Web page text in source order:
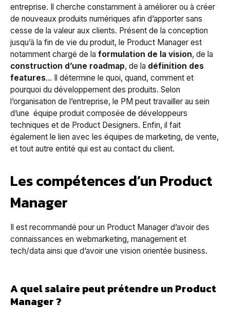
entreprise. Il cherche constamment à améliorer ou à créer
de nouveaux produits numériques afin d’apporter sans
cesse de la valeur aux clients. Présent de la conception
jusqu’à la fin de vie du produit, le Product Manager est
notamment chargé de la formulation de la vision, de la
construction d’une roadmap, de la définition des
features… Il détermine le quoi, quand, comment et
pourquoi du développement des produits. Selon
l’organisation de l’entreprise, le PM peut travailler au sein
d’une équipe produit composée de développeurs
techniques et de Product Designers. Enfin, il fait
également le lien avec les équipes de marketing, de vente,
et tout autre entité qui est au contact du client.
Les compétences d’un Product
Manager
Il est recommandé pour un Product Manager d’avoir des
connaissances en webmarketing, management et
tech/data ainsi que d’avoir une vision orientée business.
A quel salaire peut prétendre un Product
Manager ?